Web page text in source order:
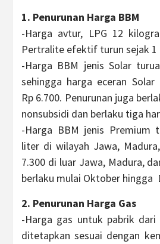
1. Penurunan Harga BBM
-Harga avtur, LPG 12
Pertralite efektif turun sejak 1
-Harga BBM jenis Solar
sehingga harga eceran Solar
Rp 6.700. Penurunan juga
nonsubsidi dan berlaku tiga
-Harga BBM jenis Premium
liter di wilayah Jawa,
7.300 di luar Jawa, Madura,
berlaku mulai Oktober hingga
2. Penurunan Harga Gas
-Harga gas untuk pabrik dari
ditetapkan sesuai dengan